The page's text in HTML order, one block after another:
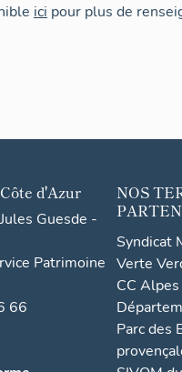
ici pour plus de
d'Azur
Guesde -
Patrimoine
66
NOS
Syndicat
Verte
CC
Parc des